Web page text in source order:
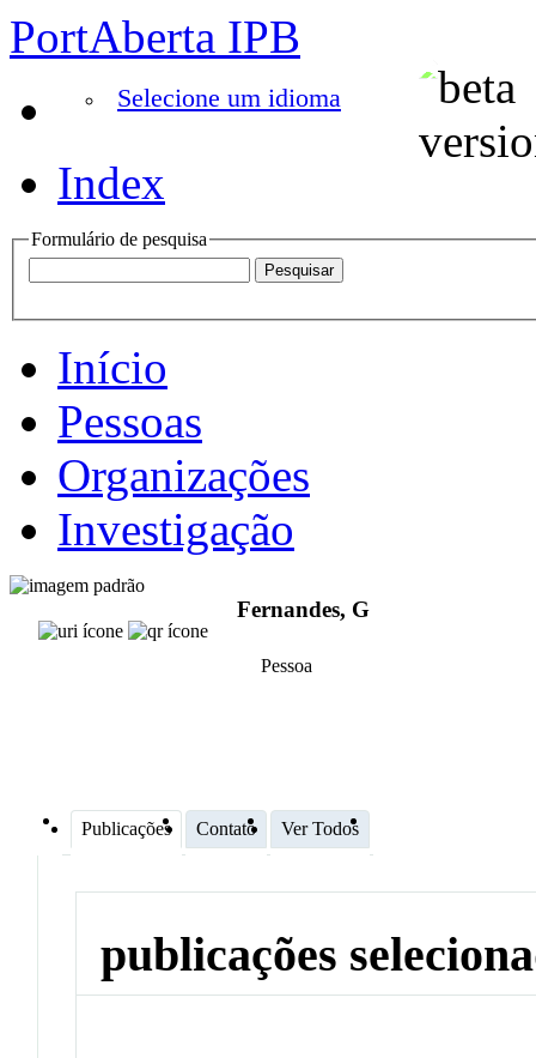
PortAberta IPB
Selecione um idioma
Index
Formulário de pesquisa
Início
Pessoas
Organizações
Investigação
Fernandes, G
Pessoa
Publicações Contato Ver Todos
publicações